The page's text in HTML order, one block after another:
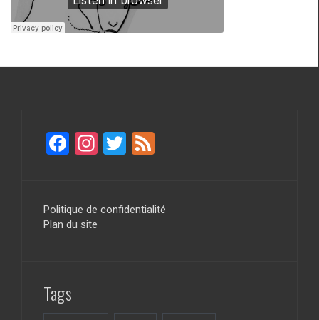
F
b
o
In
gr
T
er
Politique de confidentialité
Plan du site
Tags